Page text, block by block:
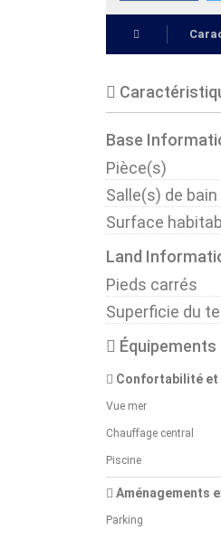
Base
Pièce(s)
Salle(s) de bain
Surface
Land
Pieds carrés
Superficie du
Confortabilité et
Vue mer
Chauffage central
Piscine
Aménagements
Parking